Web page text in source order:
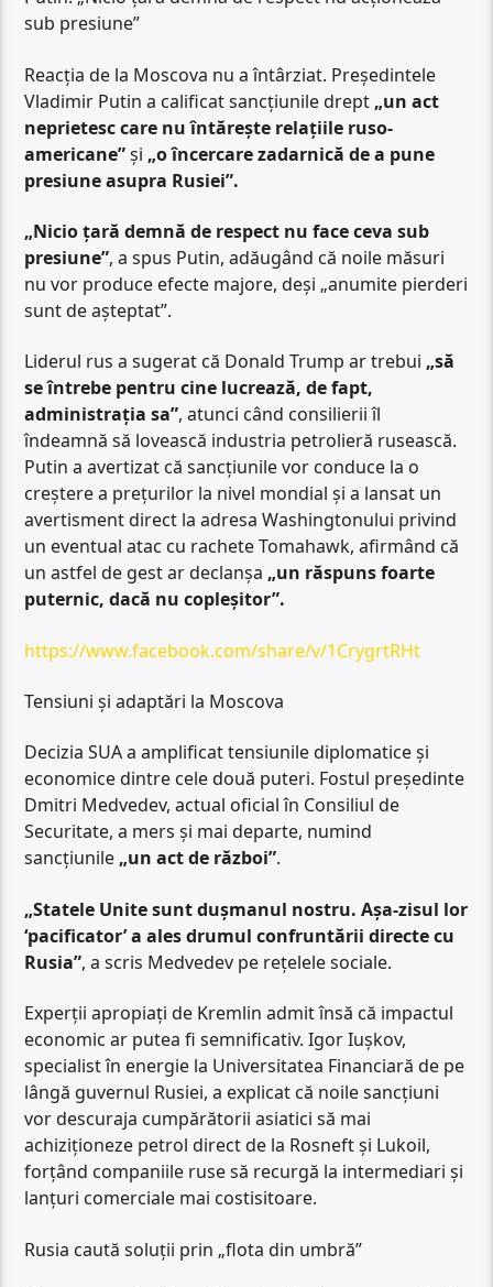
sub presiune”
Reacția de la Moscova nu a întârziat. Președintele
Vladimir Putin a calificat sancțiunile drept „un act
neprietesc care nu întărește relațiile ruso-
americane”și „o încercare zadarnică de a pune
presiune asupra Rusiei”.
„Nicio țară demnă de respect nu face ceva sub
presiune”, a spus Putin, adăugând că noile măsuri
nu vor produce efecte majore, deși „anumite pierderi
sunt de așteptat”.
Liderul rus a sugerat că Donald Trump ar trebui „să
se întrebe pentru cine lucrează, de fapt,
administrația sa”, atunci când consilierii îl
îndeamnă să lovească industria petrolieră rusească.
Putin a avertizat că sancțiunile vor conduce la o
creștere a prețurilor la nivel mondial și a lansat un
avertisment direct la adresa Washingtonului privind
un eventual atac cu rachete Tomahawk, afirmând că
un astfel de gest ar declanșa „un răspuns foarte
puternic, dacă nu copleșitor”.
https://www.facebook.com/share/v/1CrygrtRHt
Tensiuni și adaptări la Moscova
Decizia SUA a amplificat tensiunile diplomatice și
economice dintre cele două puteri. Fostul președinte
Dmitri Medvedev, actual oficial în Consiliul de
Securitate, a mers și mai departe, numind
sancțiunile„un act de război”.
„Statele Unite sunt dușmanul nostru. Așa-zisul lor
‘pacificator’ a ales drumul confruntării directe cu
Rusia”, a scris Medvedev pe rețelele sociale.
Experții apropiați de Kremlin admit însă că impactul
economic ar putea fi semnificativ. Igor Iușkov,
specialist în energie la Universitatea Financiară de pe
lângă guvernul Rusiei, a explicat că noile sancțiuni
vor descuraja cumpărătorii asiatici să mai
achiziționeze petrol direct de la Rosneft și Lukoil,
forțând companiile ruse să recurgă la intermediari și
lanțuri comerciale mai costisitoare.
Rusia caută soluții prin „flota din umbră”